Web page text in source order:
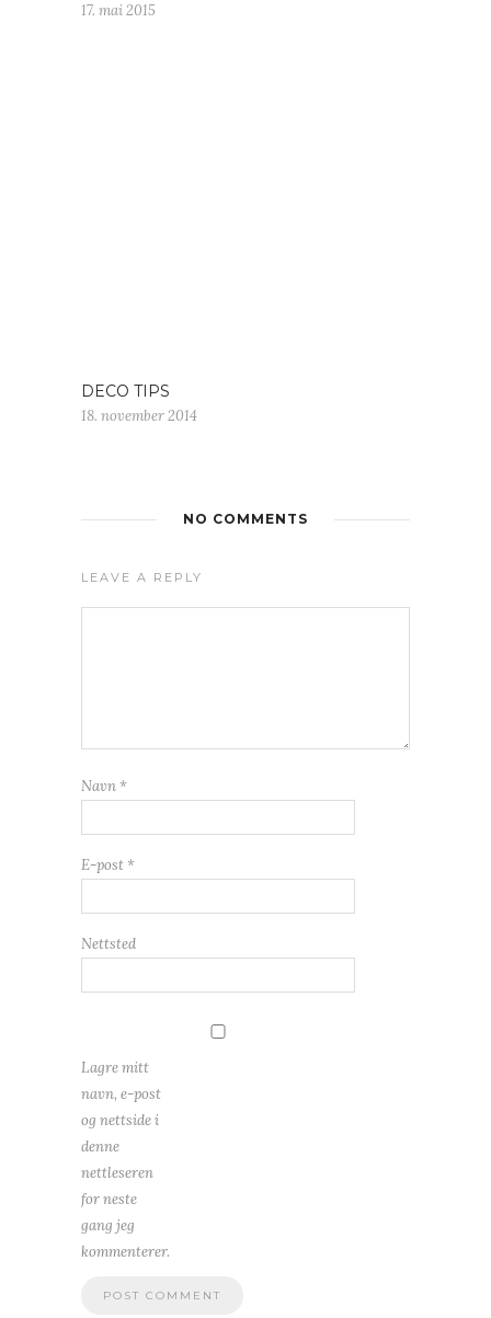
17. mai 2015
DECO TIPS
18. november 2014
NO COMMENTS
LEAVE A REPLY
Navn *
E-post *
Nettsted
Lagre mitt
navn, e-post
og nettside i
denne
nettleseren
for neste
gang jeg
kommenterer.